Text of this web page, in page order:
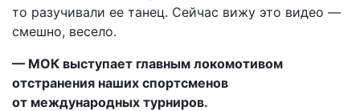
то разучивали ее танец. Сейчас вижу это видео —
смешно, весело.
— МОК выступает главным локомотивом
отстранения наших спортсменов
от международных турниров.